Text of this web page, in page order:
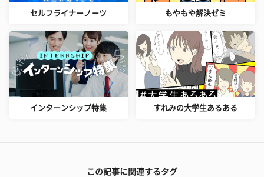
セルフライナーノーツ もやもや解決ゼミ
インターンシップ特集 すれみの大学生あるある
この記事に関連するタグ